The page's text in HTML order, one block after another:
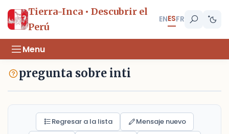
Tierra-Inca • Descubrir el
Perú
ENESFR
Menu
pregunta sobre inti
Regresar a la lista
Mensaje nuevo